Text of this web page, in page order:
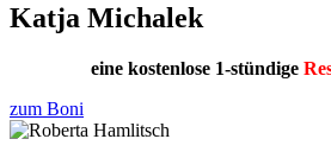
Katja Michalek
eine kostenlose 1-stündige
zum Boni